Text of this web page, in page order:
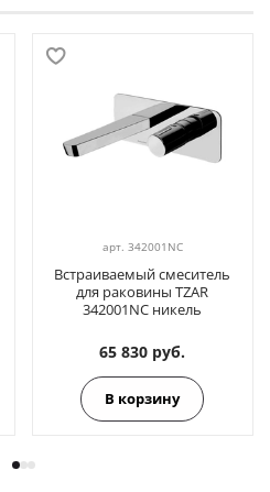
арт. 342001NC
Встраиваемый смеситель
для раковины TZAR
342001NC никель
65 830 руб.
В корзину